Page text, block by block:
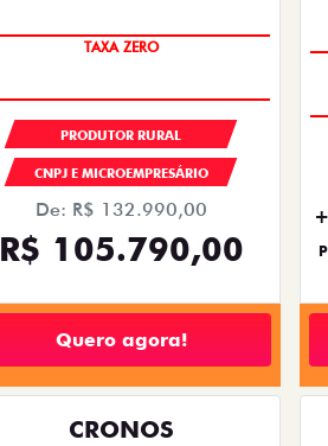
TAXA ZERO
PRODUTOR RURAL
CNPJ E MICROEMPRESÁRIO
De: R$ 132.990,00
R$ 105.790,00
Quero agora!
CRONOS